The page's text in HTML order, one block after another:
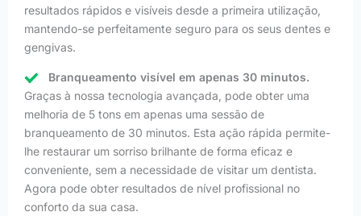
resultados rápidos e visíveis desde a primeira utilização,
mantendo-se perfeitamente seguro para os seus dentes e
gengivas.
Branqueamento visível em apenas 30 minutos.
Graças à nossa tecnologia avançada, pode obter uma
melhoria de 5 tons em apenas uma sessão de
branqueamento de 30 minutos. Esta ação rápida permite-
lhe restaurar um sorriso brilhante de forma eficaz e
conveniente, sem a necessidade de visitar um dentista.
Agora pode obter resultados de nível profissional no
conforto da sua casa.